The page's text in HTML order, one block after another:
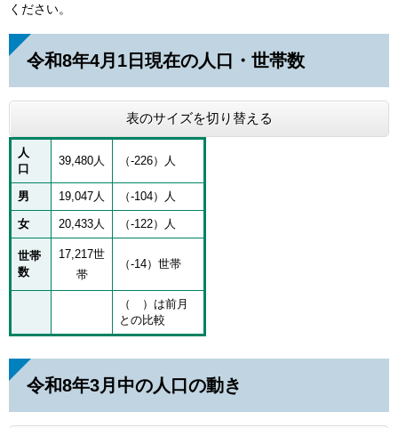
ください。
令和8年4月1日現在の人口・世帯数
表のサイズを切り替える
人
口
39,480人 （-226）人
男 19,047人 （-104）人
女 20,433人 （-122）人
世帯
数
17,217世
帯
（-14）世帯
（ ）は前月
との比較
令和8年3月中の人口の動き